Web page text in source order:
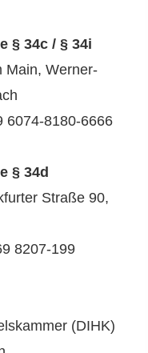
§ 34c / § 34i
Main, Werner-
6074-8180-6666
§ 34d
Straße 90,
8207-199
(DIHK)